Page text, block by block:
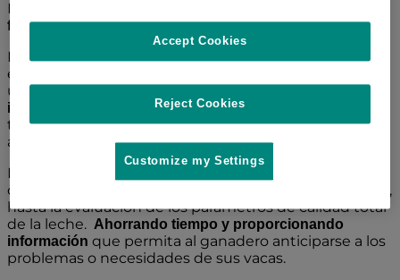
Es por ello que la búsqueda de
favorezcan el rendimientoha ido en aumento.
La industria láctea se ha visto beneficiada
enormemente desde hace algunas décadas por el
uso de
impulsadas por la tecnología. La implementación de
tales herramientas mejora la rentabilidad, la salud
animal y la calidad de la leche.
Estas incluyen desde el seguimiento de la actividad y
comportamiento, la recolección de leche mecanizada,
hasta la evaluación de los parámetros de calidad total
de la leche. Ahorrando tiempo y proporcionando
información que permita al ganadero anticiparse a los
problemas o necesidades de sus vacas.
Reject Cookies
Accept Cookies
Customize my Settings